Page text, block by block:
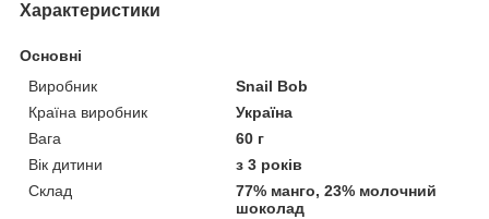
Характеристики
Основні
Виробник
Snail Bob
Країна виробник
Україна
Вага
60 г
Вік дитини
з 3 років
Склад
77% манго, 23% молочний
шоколад